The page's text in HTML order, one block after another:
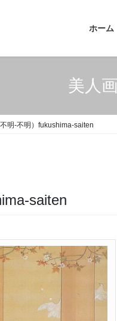
ホーム
美人
明-不明）fukushima-saiten
saiten